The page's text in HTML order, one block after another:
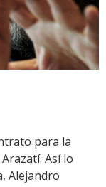
para la
Así lo
Alejandro